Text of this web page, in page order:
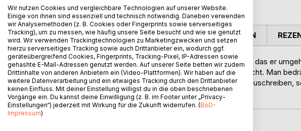
BESCHREIBUNG
Adrian Schneidbrenner findet sich in einem Institut wieder, das er
hineingelangt ist, weiß er nicht, einen Ausgang findet er nicht. Man
seines Aufenthaltes preiszugeben. Seine Geschichte aufzuschreiben,
Adrian Schneidbrenner eröffnet.
AUTOR/IN PRESSESTIMMEN
Wir nutzen Cookies und vergleichbare Technologien auf unserer Website.
Einige von ihnen sind essenziell und technisch notwendig. Daneben verwenden
wir Analysemethoden (z. B. Cookies oder Fingerprints sowie serverseitiges
Tracking), um zu messen, wie häufig unsere Seite besucht und wie sie genutzt
wird. Wir verwenden Trackingtechnologien zu Marketingzwecken und setzen
hierzu serverseitiges Tracking sowie auch Drittanbieter ein, wodurch ggf.
geräteübergreifend Cookies, Fingerprints, Tracking-Pixel, IP-Adressen sowie
gehashte E-Mail-Adressen genutzt werden. Auf unserer Seite betten wir zudem
Drittinhalte von anderen Anbietern ein (Video-Plattformen). Wir haben auf die
weitere Datenverarbeitung und ein etwaiges Tracking durch den Drittanbieter
keinen Einfluss. Mit deiner Einstellung willigst du in die oben beschriebenen
Vorgänge ein. Du kannst deine Einwilligung (z. B. im Footer unter „Privacy-
Einstellungen“) jederzeit mit Wirkung für die Zukunft widerrufen. (BoD-
Impressum)